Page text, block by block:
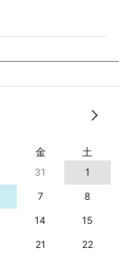
金 土
31
1
7
8
14
15
21
22